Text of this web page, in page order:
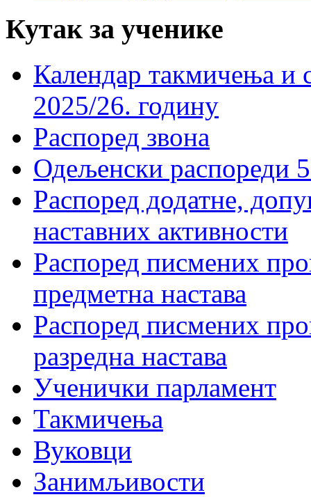
Кутак за ученике
Календар такмичења
2025/26. годину
Распоред звона
Одељенски распореди
Распоред додатне,
наставних активности
Распоред писмених
предметна настава
Распоред писмених
разредна настава
Ученички парламент
Такмичења
Вуковци
Занимљивости